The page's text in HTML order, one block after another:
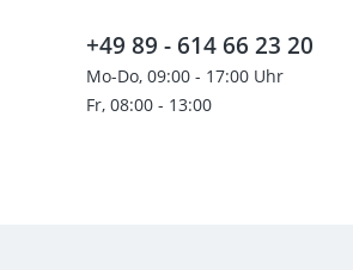
+49 89 - 614 66 23 20
Mo-Do, 09:00 - 17:00 Uhr
Fr, 08:00 - 13:00